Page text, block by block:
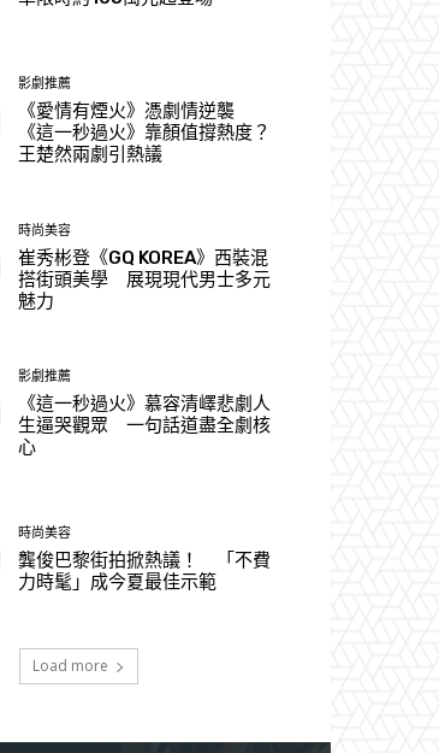
影劇推薦
《愛情有煙火》憑劇情逆襲
《這一秒過火》靠顏值撐熱度？
王楚然兩劇引熱議
時尚美容
崔秀彬登《GQ KOREA》西裝混
搭街頭美學 展現現代男士多元
魅力
影劇推薦
《這一秒過火》慕容清嶧悲劇人
生逼哭觀眾 一句話道盡全劇核
心
時尚美容
龔俊巴黎街拍掀熱議！ 「不費
力時髦」成今夏最佳示範
Load more